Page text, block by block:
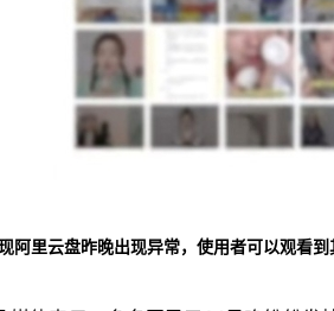
阿里云盘昨晚出现异常，使用者可以观看到